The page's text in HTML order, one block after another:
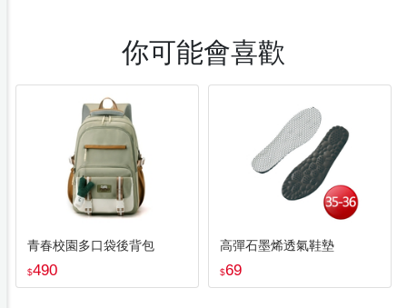
你可能會喜歡
青春校園多口袋後背包
$490
高彈石墨烯透氣鞋墊
$69